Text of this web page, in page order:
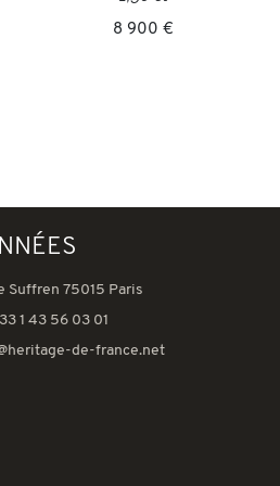
8 900 €
Suffren 75015 Paris
1 43 56 03 01
de-france.net